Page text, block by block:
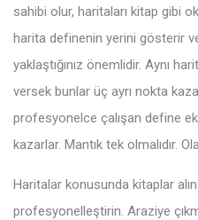
sahibi olur, haritaları kitap gibi
harita definenin yerini gösterir
yaklaştığınız önemlidir. Aynı
versek bunlar üç ayrı nokta
profesyonelce çalışan define
kazarlar. Mantık tek olmalıdır.
Haritalar konusunda kitaplar
profesyonelleştirin. Araziye